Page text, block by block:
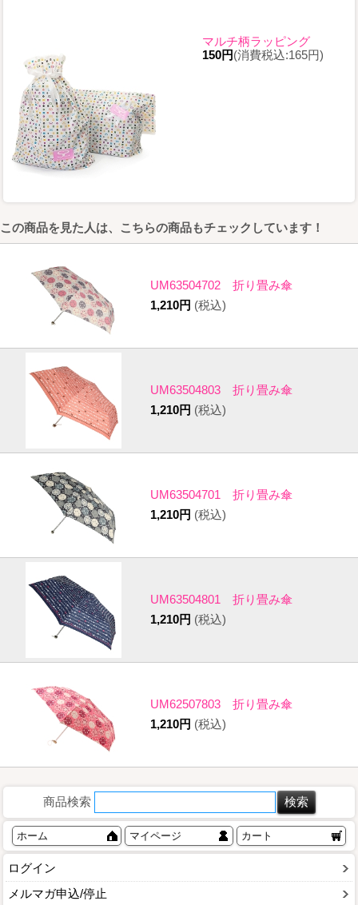
マルチ柄ラッピング
150円(消費税込:165円)
この商品を見た人は、こちらの商品もチェックしています！
UM63504702 折り畳み傘
1,210円 (税込)
UM63504803 折り畳み傘
1,210円 (税込)
UM63504701 折り畳み傘
1,210円 (税込)
UM63504801 折り畳み傘
1,210円 (税込)
UM62507803 折り畳み傘
1,210円 (税込)
商品検索
ホーム マイページ カート
ログイン
メルマガ申込/停止